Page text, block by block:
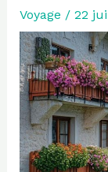
Voyage / 22